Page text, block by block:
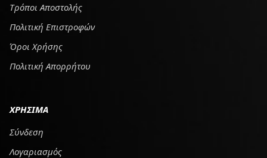
Tρόποι Αποστολής
Πολιτική Επιστροφών
Όροι Χρήσης
Πολιτική Απορρήτου
ΧΡΗΣΙΜΑ
Σύνδεση
Λογαριασμός